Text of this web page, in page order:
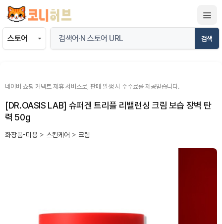
츠
검색
네이버 쇼핑 커넥트 제휴 서비스로, 판매 발생 시 수수료를 제공받습니다.
[DR.OASIS LAB] 슈퍼겐 트리플 리밸런싱 크림 보습 장벽 탄
력 50g
화장품-미용 > 스킨케어 > 크림